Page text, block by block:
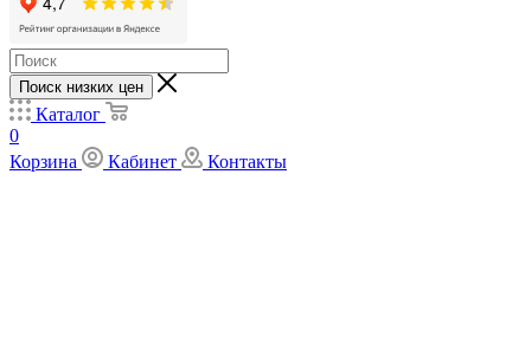
Поиск низких цен
Каталог
0
Корзина
Кабинет Контакты